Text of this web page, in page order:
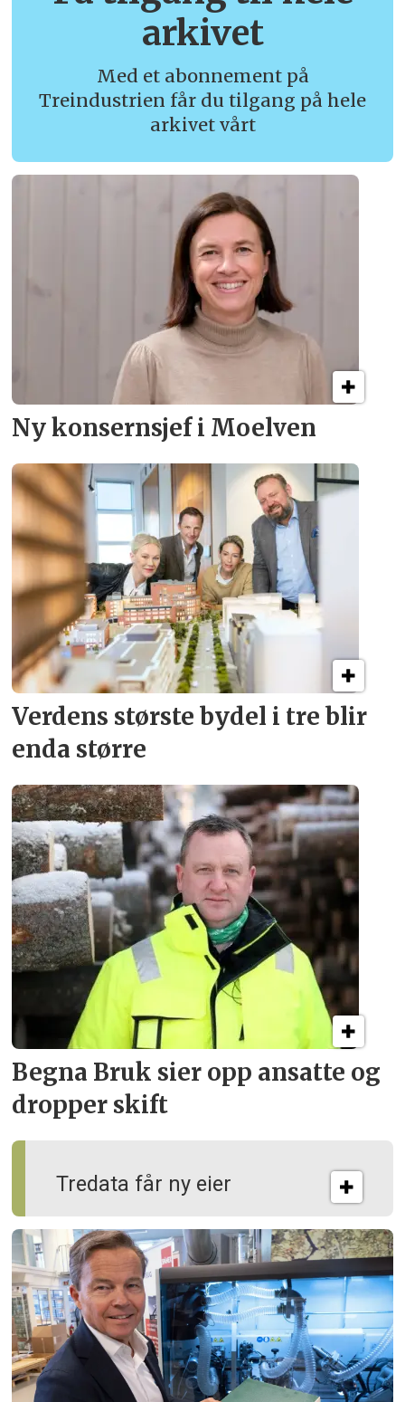
arkivet
Med et abonnement på
Treindustrien får du tilgang på hele
arkivet vårt
Ny konsern­sjef i Moelven
Verdens største bydel i tre blir
enda større
Tredata får ny eier
Begna Bruk sier opp ansatte og
dropper skift